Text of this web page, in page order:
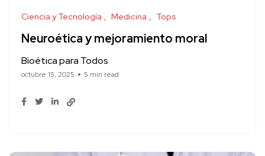
Ciencia y Tecnología Medicina Tops
Neuroética y mejoramiento moral
Bioética para Todos
octubre 15, 2025 5 min read